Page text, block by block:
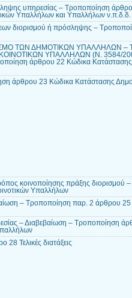
υπηρεσίας – Τροποποίηση
Υπαλλήλων και Υπαλλήλων ν.π.δ.δ.
διορισμού ή πρόσληψης –
ΤΩΝ ΔΗΜΟΤΙΚΩΝ ΥΠΑΛΛΗΛΩΝ –
ΥΠΑΛΛΗΛΩΝ (Ν. 3584/
άρθρου 22 Κώδικα Κατάστασης
άρθρου 23 Κώδικα Κατάστασης
κοινοποίησης πράξης διορισμού
Υπαλλήλων
– Τροποποίηση παρ. 2 άρθρου
– Διαβεβαίωση – Τροποποίηση
Τελικές διατάξεις